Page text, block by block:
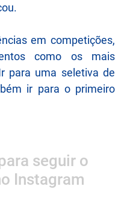
em competições,
como os mais
para uma seletiva de
ir para o primeiro
seguir o
Instagram